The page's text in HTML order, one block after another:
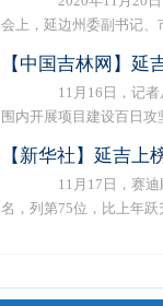
会上，延边州委副书记、
【中国吉林网】延
11月16日，记者从
围内开展项目建设百日攻
【新华社】延吉上
11月17日，赛迪
名，列第75位，比上年跃